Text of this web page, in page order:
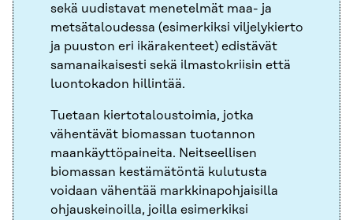
sekä uudistavat menetelmät maa- ja
metsätaloudessa (esimerkiksi viljelykierto
ja puuston eri ikärakenteet) edistävät
samanaikaisesti sekä ilmastokriisin että
luontokadon hillintää.
Tuetaan kiertotaloustoimia, jotka
vähentävät biomassan tuotannon
maankäyttöpaineita. Neitseellisen
biomassan kestämätöntä kulutusta
voidaan vähentää markkinapohjaisilla
ohjauskeinoilla, joilla esimerkiksi